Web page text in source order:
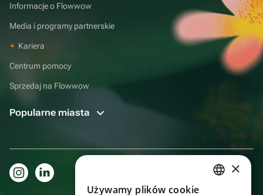
Informacje o Flowwow
Media i programy partnerskie
Kariera
Centrum pomocy
Sprzedaj na Flowwow
Popularne miasta
×
Używamy plików cookie